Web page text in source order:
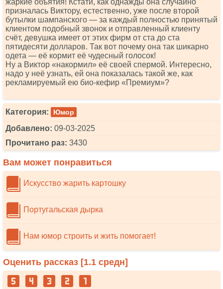
жаркие объятия! Кстати, как однажды она случайно
призналась Виктору, естественно, уже после второй
бутылки шампанского — за каждый полностью принятый
клиентом подобный звонок и отправленный клиенту
счёт, девушка имеет от этих фирм от ста до ста
пятидесяти долларов. Так вот почему она так шикарно
одета — её кормит её чудесный голосок!
Ну а Виктор «накормил» её своей спермой. Интересно,
надо у неё узнать, ей она показалась такой же, как
рекламируемый ею био-кефир «Премиум»?
Категория: Юмор
Добавлено: 09-03-2025
Прочитано раз: 3430
Вам может понравиться
Искусство жарить картошку
Португальская дырка
Нам юмор строить и жить помогает!
Оценить рассказ [1.1 средн]